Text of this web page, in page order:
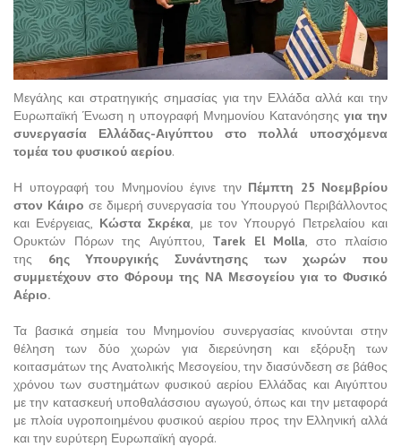
Μεγάλης και στρατηγικής σημασίας για την Ελλάδα αλλά και την
Ευρωπαϊκή Ένωση η υπογραφή Μνημονίου Κατανόησης για την
συνεργασία Ελλάδας-Αιγύπτου στο πολλά υποσχόμενα
τομέα του φυσικού αερίου.
Η υπογραφή του Μνημονίου έγινε την Πέμπτη 25 Νοεμβρίου
στον Κάιρο σε διμερή συνεργασία του Υπουργού Περιβάλλοντος
και Ενέργειας, Κώστα Σκρέκα, με τον Υπουργό Πετρελαίου και
Ορυκτών Πόρων της Αιγύπτου, Tarek El Molla, στο πλαίσιο
της 6ης Υπουργικής Συνάντησης των χωρών που
συμμετέχουν στο Φόρουμ της ΝΑ Μεσογείου για το Φυσικό
Αέριο.
Τα βασικά σημεία του Μνημονίου συνεργασίας κινούνται στην
θέληση των δύο χωρών για διερεύνηση και εξόρυξη των
κοιτασμάτων της Ανατολικής Μεσογείου, την διασύνδεση σε βάθος
χρόνου των συστημάτων φυσικού αερίου Ελλάδας και Αιγύπτου
με την κατασκευή υποθαλάσσιου αγωγού, όπως και την μεταφορά
με πλοία υγροποιημένου φυσικού αερίου προς την Ελληνική αλλά
και την ευρύτερη Ευρωπαϊκή αγορά.